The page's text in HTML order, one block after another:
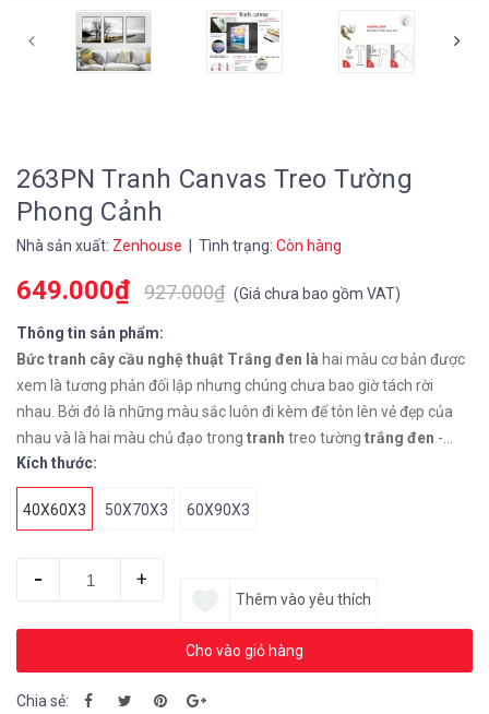
263PN Tranh Canvas Treo Tường
Phong Cảnh
Nhà sản xuất: Zenhouse | Tình trạng: Còn hàng
649.000₫ 927.000₫ (Giá chưa bao gồm VAT)
Thông tin sản phẩm:
Bức tranh cây cầu nghệ thuật Trắng đen là hai màu cơ bản được
xem là tương phản đối lập nhưng chúng chưa bao giờ tách rời
nhau. Bởi đó là những màu sắc luôn đi kèm để tôn lên vẻ đẹp của
nhau và là hai màu chủ đạo trong tranh treo tường trắng đen -
dòngtranhmang hơi hướng cổ điển
Kích thước:
40X60X3 50X70X3 60X90X3
- +
Cho vào giỏ hàng
Thêm vào yêu thích
Chia sẻ: